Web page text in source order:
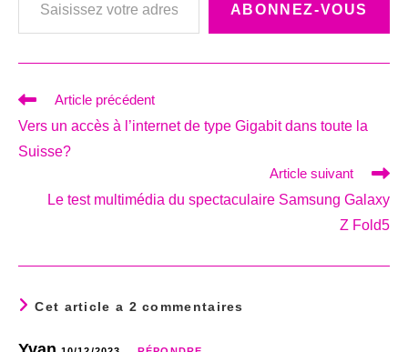
ABONNEZ-VOUS
Read
articles
Article précédent
Vers un accès à l’internet de type Gigabit dans toute la
Suisse?
Article suivant
Le test multimédia du spectaculaire Samsung Galaxy
Z Fold5
Cet article a 2 commentaires